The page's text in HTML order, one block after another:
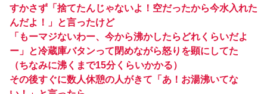
すかさず「捨てたんじゃないよ！空だったから今水入れた
んだよ！」と言ったけど
「もーマジないわー、今から沸かしたらどれくらいだよ
ー」と冷蔵庫バタンって閉めながら怒りを顕にしてた
（ちなみに沸くまで15分くらいかかる）
その後すぐに数人休憩の人がきて「あ！お湯沸いてな